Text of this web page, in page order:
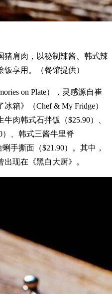
猪肩肉，以秘制辣酱、韩式辣
享用。（餐馆提供）
on Plate），灵感源自崔
箱》（Chef & My Fridge）
肉韩式石拌饭（$25.90）、
）、韩式三酱牛里脊
手撕面（$21.90）。其中，
现在《黑白大厨》。